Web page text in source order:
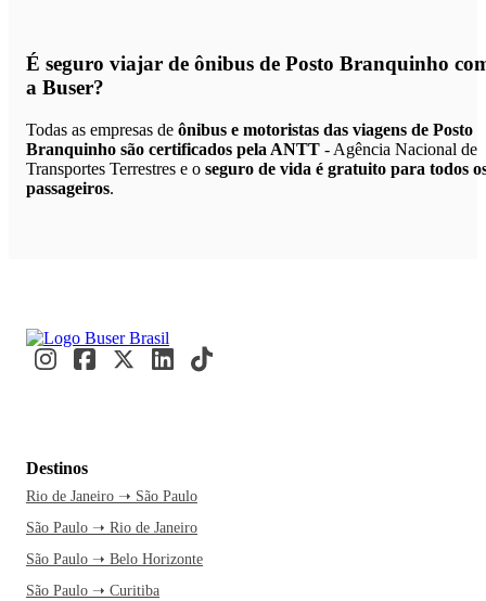
É seguro viajar de ônibus de Posto Branquinho
a Buser?
Todas as empresas de ônibus e motoristas das viagens de Posto
Branquinho são certificados pela ANTT - Agência Nacional de
Transportes Terrestres e o seguro de vida é gratuito para todos
passageiros.
Destinos
Rio de Janeiro ➝ São Paulo
São Paulo ➝ Rio de Janeiro
São Paulo ➝ Belo Horizonte
São Paulo ➝ Curitiba